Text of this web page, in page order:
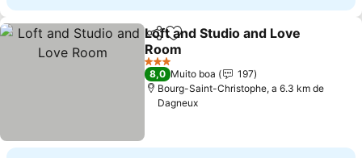
PartilharAdicionar aos favoritos
Loft and Studio and Love
Room
Ver preços
3 Estrelas
8,0 Muito boa
197
Bourg-Saint-Christophe, a 6.3 km de
Dagneux